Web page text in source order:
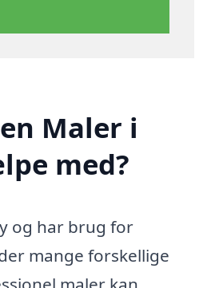
Maler i
med?
og har brug for
mange forskellige